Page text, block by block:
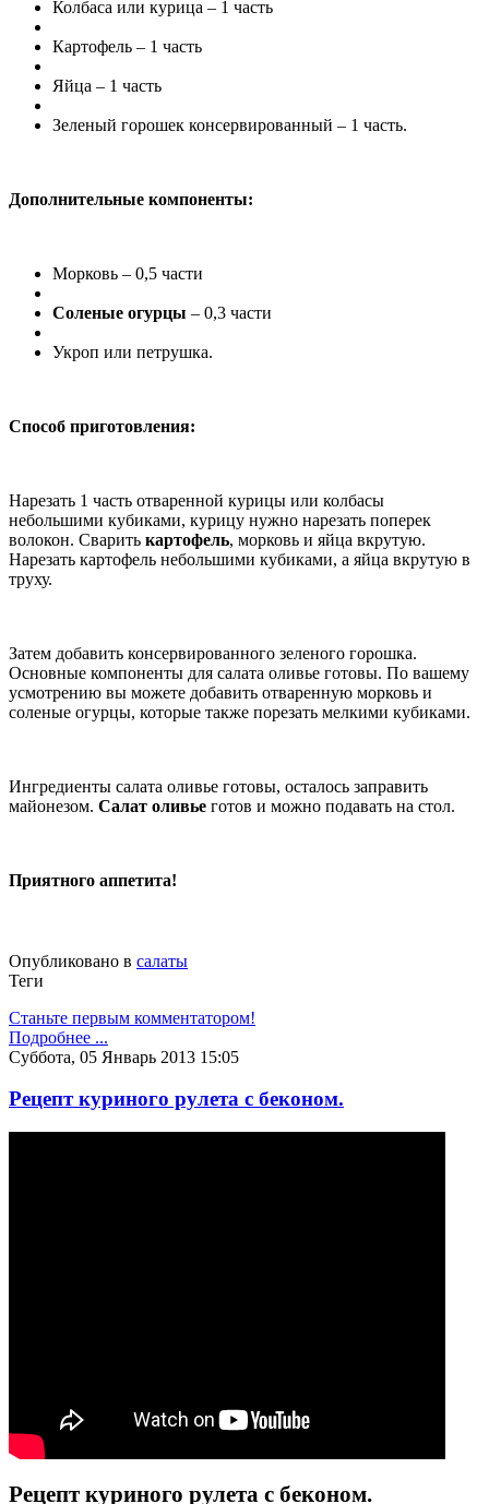
Колбаса или курица – 1 часть
Картофель – 1 часть
Яйца – 1 часть
Зеленый горошек консервированный – 1 часть.
Дополнительные компоненты:
Морковь – 0,5 части
Соленые огурцы – 0,3 части
Укроп или петрушка.
Способ приготовления:
Нарезать 1 часть отваренной курицы или колбасы
небольшими кубиками, курицу нужно нарезать поперек
волокон. Сварить картофель, морковь и яйца вкрутую.
Нарезать картофель небольшими кубиками, а яйца вкрутую в
труху.
Затем добавить консервированного зеленого горошка.
Основные компоненты для салата оливье готовы. По вашему
усмотрению вы можете добавить отваренную морковь и
соленые огурцы, которые также порезать мелкими кубиками.
Ингредиенты салата оливье готовы, осталось заправить
майонезом. Салат оливье готов и можно подавать на стол.
Приятного аппетита!
Опубликовано в салаты
Теги
Станьте первым комментатором!
Подробнее ...
Суббота, 05 Январь 2013 15:05
Рецепт куриного рулета с беконом.
Рецепт куриного рулета с беконом.